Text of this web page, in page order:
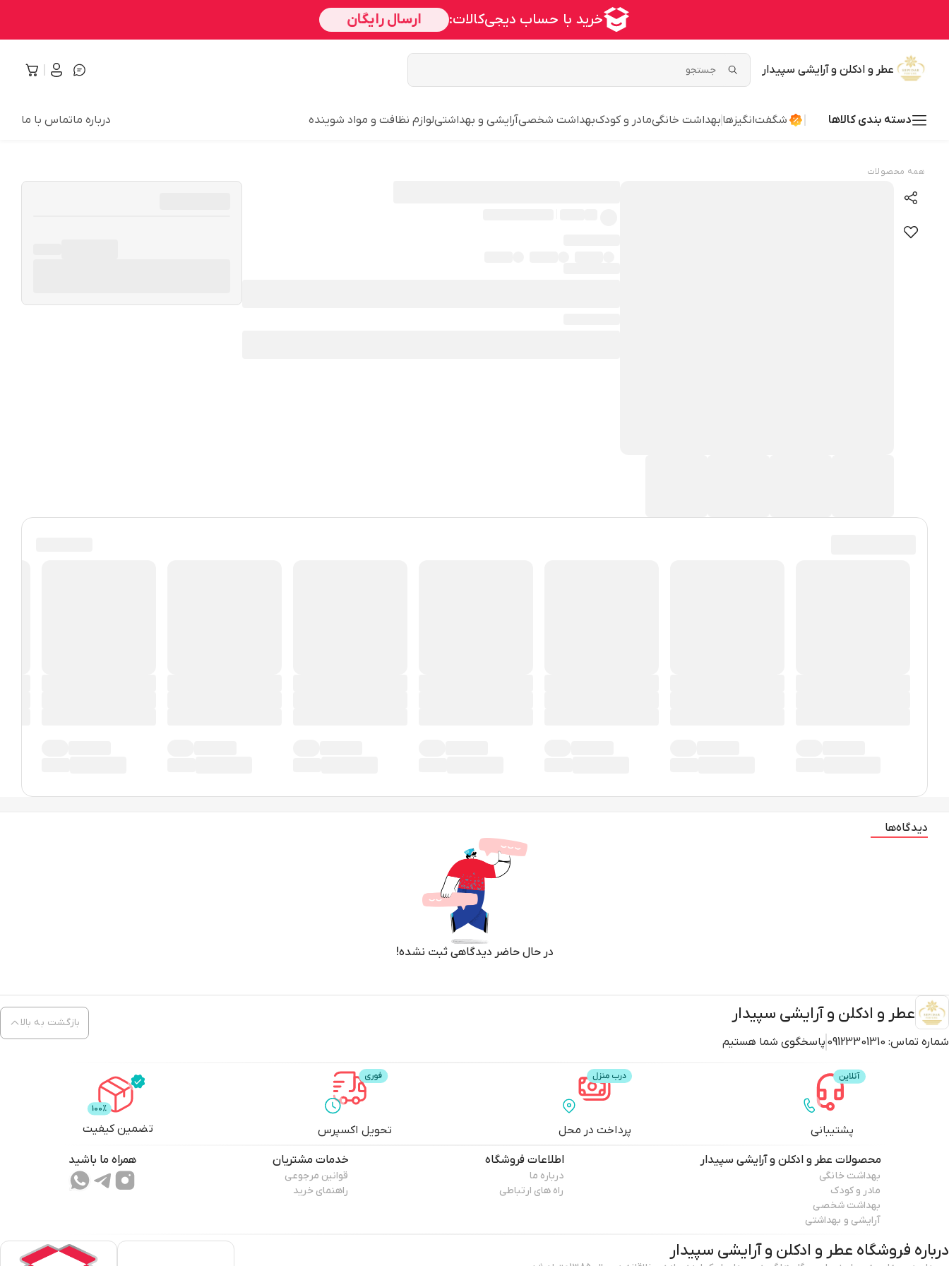
عطر و ادکلن و آرایشی سپیدار
دسته بندی کالاها شگفت‌انگیزها بهداشت خانگیمادر و کودکبهداشت شخصیآرایشی و بهداشتیلوازم نظافت و مواد شوینده درباره ماتماس با ما
همه محصولات
دیدگاه‌ها
در حال حاضر دیدگاهی ثبت نشده!
عطر و ادکلن و آرایشی سپیدار
شماره تماس: 09123301310 پاسخگوی شما هستیم
بازگشت به بالا
پشتیبانی پرداخت در محل تحویل اکسپرس تضمین کیفیت
محصولات عطر و ادکلن و آرایشی سپیدار
بهداشت خانگی
مادر و کودک
بهداشت شخصی
آرایشی و بهداشتی
اطلاعات فروشگاه
درباره ما
راه های ارتباطی
خدمات مشتریان
قوانین مرجوعی
راهنمای خرید
همراه ما باشید
درباره فروشگاه عطر و ادکلن و آرایشی سپیدار